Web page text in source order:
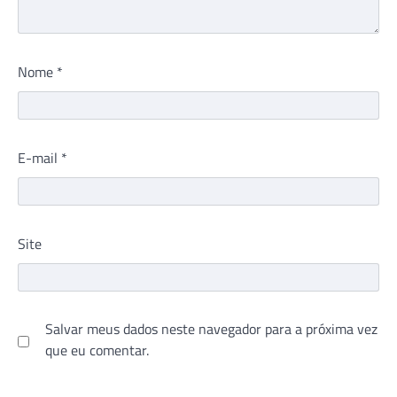
Nome *
E-mail *
Site
Salvar meus dados neste navegador para a próxima vez
que eu comentar.